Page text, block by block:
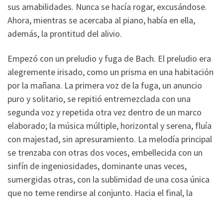
sus amabilidades. Nunca se hacía rogar, excusándose.
Ahora, mientras se acercaba al piano, había en ella,
además, la prontitud del alivio.
Empezó con un preludio y fuga de Bach. El preludio era
alegremente irisado, como un prisma en una habitación
por la mañana. La primera voz de la fuga, un anuncio
puro y solitario, se repitió entremezclada con una
segunda voz y repetida otra vez dentro de un marco
elaborado; la música múltiple, horizontal y serena, fluía
con majestad, sin apresuramiento. La melodía principal
se trenzaba con otras dos voces, embellecida con un
sinfín de ingeniosidades, dominante unas veces,
sumergidas otras, con la sublimidad de una cosa única
que no teme rendirse al conjunto. Hacia el final, la